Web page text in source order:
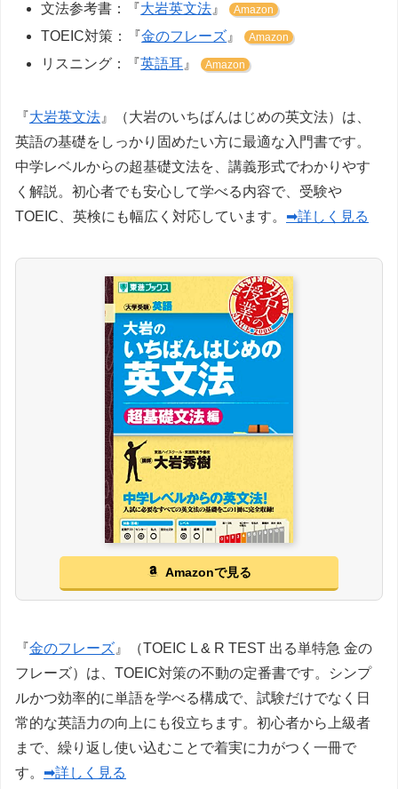
文法参考書：『大岩英文法 』 Amazon
TOEIC対策：『金のフレーズ 』 Amazon
リスニング：『英語耳 』 Amazon
『大岩英文法 』（大岩のいちばんはじめの英文法）は、
英語の基礎をしっかり固めたい方に最適な入門書です。
中学レベルからの超基礎文法を、講義形式でわかりやす
く解説。初心者でも安心して学べる内容で、受験や
TOEIC、英検にも幅広く対応しています。 ➡詳しく見る
Amazonで見る
『金のフレーズ 』（TOEIC L & R TEST 出る単特急 金の
フレーズ）は、TOEIC対策の不動の定番書です。シンプ
ルかつ効率的に単語を学べる構成で、試験だけでなく日
常的な英語力の向上にも役立ちます。初心者から上級者
まで、繰り返し使い込むことで着実に力がつく一冊で
す。 ➡詳しく見る